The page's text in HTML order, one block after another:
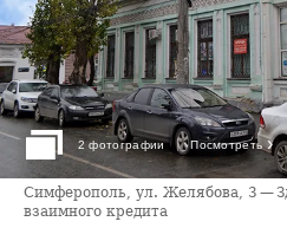
2 фотографии Посмотреть ›
Симферополь, ул. Желябова, 3 —
взаимного кредита